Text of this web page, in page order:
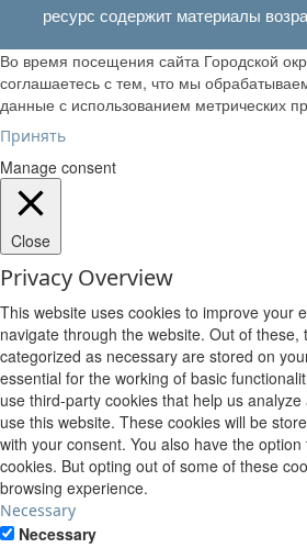
ресурс содержит материалы
Во время посещения сайта Городской
соглашаетесь с тем, что мы
данные с использованием метрических
Принять
Manage consent
Close
Privacy Overview
This website uses cookies to improve your
navigate through the website. Out of these,
categorized as necessary are stored on
essential for the working of basic
use third-party cookies that help us
use this website. These cookies will be
with your consent. You also have the
cookies. But opting out of some of these
browsing experience.
Necessary
Necessary